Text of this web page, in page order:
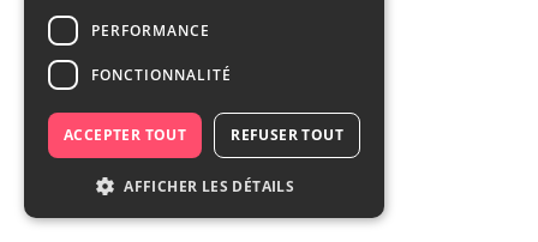
PERFORMANCE
FONCTIONNALITÉ
ACCEPTER TOUT REFUSER TOUT
AFFICHER LES DÉTAILS